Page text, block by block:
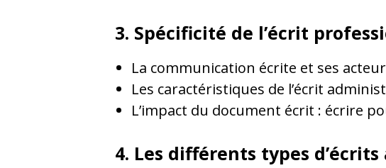
3. Spécificité de l’écrit
La communication écrite et ses
Les caractéristiques de l’écrit
L’impact du document écrit : écrire
4. Les différents types